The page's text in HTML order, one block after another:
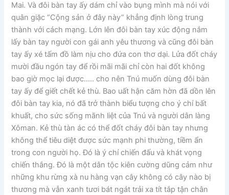
Mai. Và đôi bàn tay ấy dám chỉ vào bụng mình mà nói với
quân giặc “Cộng sản ở đây này” khẳng định lòng trung
thành với cách mạng. Lớn lên đôi bàn tay xúc động nắm
lấy bàn tay người con gái anh yêu thương và cũng đôi bàn
tay ấy xé tấm đồ làm nịu cho đứa con thơ dại. Lửa đốt cháy
mười đầu ngón tay để rồi mãi mãi chỉ còn hai đốt không
bao giờ mọc lại được….. cho nên Tnú muốn dùng đôi bàn
tay ấy để giết chết kẻ thù. Bao uất hận căm hờn đã dồn lên
đôi bàn tay kia, nó đã trở thành biểu tượng cho ý chí bất
khuất, cho sức sống mãnh liệt của Tnú và người dân làng
Xôman. Kẻ thù tàn ác có thể đốt cháy đôi bàn tay nhưng
không thể tiêu diệt được sức mạnh phi thường, tiềm ẩn
trong con người họ. Đó là ý chí chiến đấu và khát vọng
chiến thắng. Đó là một dân tộc kiên cường dũng cảm như
những khu rừng xà nu hàng vạn cây không có cây nào bị
thương mà vẫn xanh tươi bát ngát trải xa tít tắp tận chân